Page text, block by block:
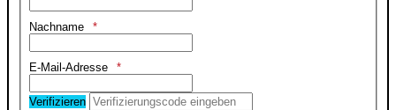
Nachname
E-Mail-Adresse
Verifizieren